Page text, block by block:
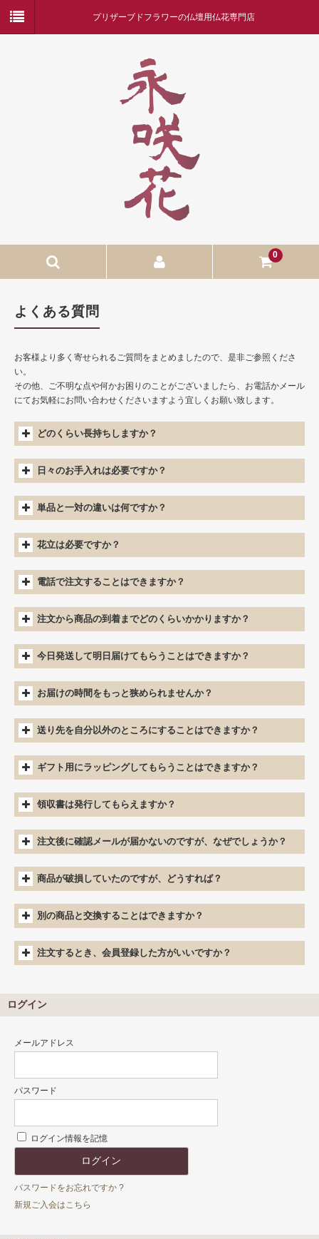
プリザーブドフラワーの仏壇用仏花専門店
0
商品カテゴリー
仏壇用仏花
仏壇用ハーバリウム
花器
グッズ
永咲花の魅力
オプション
よくある質問
お問い合わせ
よくある質問
お客様より多く寄せられるご質問をまとめましたので、是非ご参照くださ
い。
その他、ご不明な点や何かお困りのことがございましたら、お電話かメール
にてお気軽にお問い合わせくださいますよう宜しくお願い致します。
どのくらい長持ちしますか？
日々のお手入れは必要ですか？
単品と一対の違いは何ですか？
花立は必要ですか？
電話で注文することはできますか？
注文から商品の到着までどのくらいかかりますか？
今日発送して明日届けてもらうことはできますか？
お届けの時間をもっと狭められませんか？
送り先を自分以外のところにすることはできますか？
ギフト用にラッピングしてもらうことはできますか？
領収書は発行してもらえますか？
注文後に確認メールが届かないのですが、なぜでしょうか？
商品が破損していたのですが、どうすれば？
別の商品と交換することはできますか？
注文するとき、会員登録した方がいいですか？
ログイン
メールアドレス
パスワード
ログイン情報を記憶
パスワードをお忘れですか ?
新規ご入会はこちら